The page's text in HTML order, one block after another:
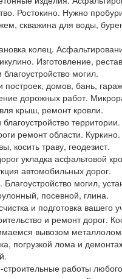
Ростокино. Нужно
скважина для воды,
колец.
Изготовление,
благоустройство могил.
построек, домов, бань,
дорожных работ.
крыш, ремонт кровли.
территории.
ремонт области. Куркино.
косить траву, геодезист.
укладка асфальтовой
автомобильных дорог.
могил,
посевной, глина.
и подготовка вашего
и ремонт дорог.
вывозом
погрузкой лома и
работы любого